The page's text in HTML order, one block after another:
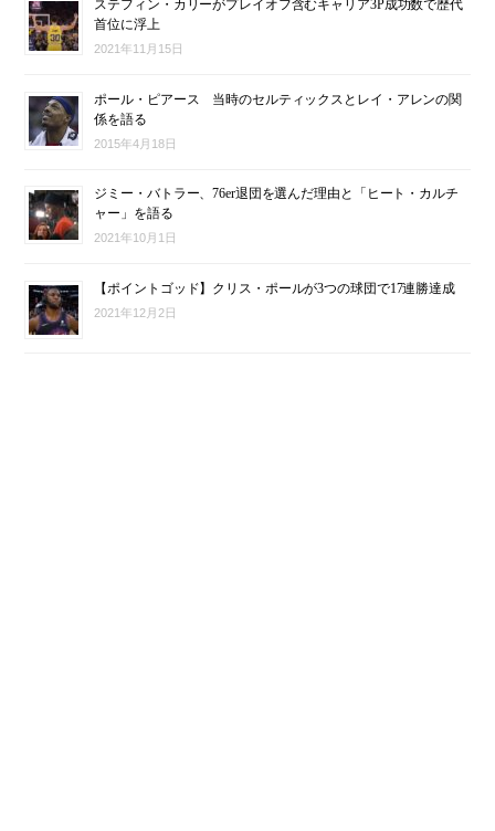
ステフィン・カリーがプレイオフ含むキャリア3P成功数で歴代
首位に浮上
2021年11月15日
ポール・ピアース 当時のセルティックスとレイ・アレンの関
係を語る
2015年4月18日
ジミー・バトラー、76er退団を選んだ理由と「ヒート・カルチ
ャー」を語る
2021年10月1日
【ポイントゴッド】クリス・ポールが3つの球団で17連勝達成
2021年12月2日